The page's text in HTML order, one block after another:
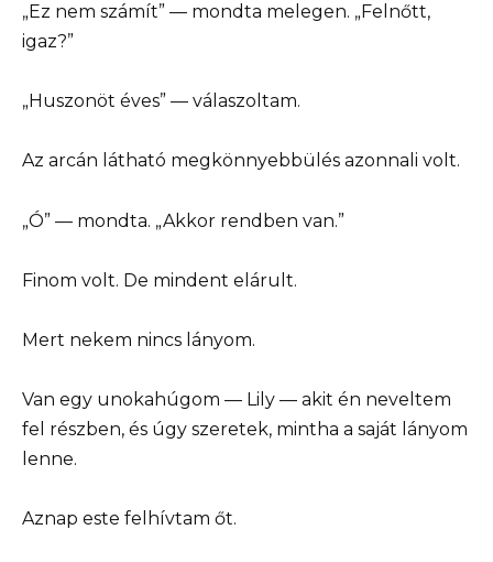
„Ez nem számít” — mondta melegen. „Felnőtt,
igaz?”
„Huszonöt éves” — válaszoltam.
Az arcán látható megkönnyebbülés azonnali volt.
„Ó” — mondta. „Akkor rendben van.”
Finom volt. De mindent elárult.
Mert nekem nincs lányom.
Van egy unokahúgom — Lily — akit én neveltem
fel részben, és úgy szeretek, mintha a saját lányom
lenne.
Aznap este felhívtam őt.